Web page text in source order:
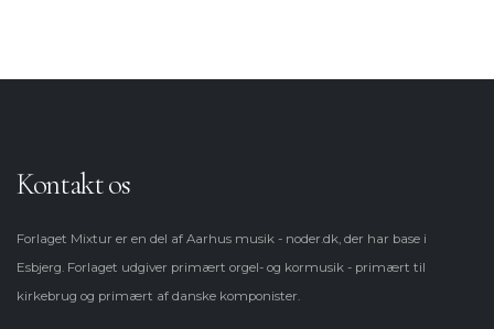
Kontakt os
Forlaget Mixtur er en del af Aarhus musik - noder.dk, der har base i
Esbjerg. Forlaget udgiver primært orgel- og kormusik - primært til
kirkebrug og primært af danske komponister.